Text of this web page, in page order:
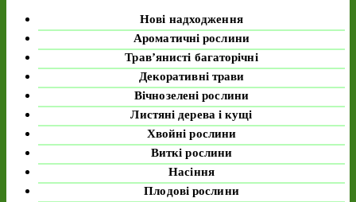
Нові надходження
Ароматичні рослини
Трав’янисті багаторічні
Декоративні трави
Вічнозелені рослини
Листяні дерева і кущі
Хвойні рослини
Виткі рослини
Насіння
Плодові рослини